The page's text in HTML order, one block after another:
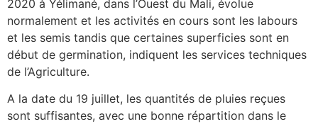
2020 à Yélimané, dans l’Ouest du Mali, évolue
normalement et les activités en cours sont les labours
et les semis tandis que certaines superficies sont en
début de germination, indiquent les services techniques
de l’Agriculture.
A la date du 19 juillet, les quantités de pluies reçues
sont suffisantes, avec une bonne répartition dans le